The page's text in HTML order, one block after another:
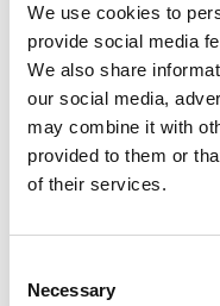
We use cookies to
provide social media
We also share
our social media,
may combine it with
provided to them or
of their services.
Selection
Necessary
Tania